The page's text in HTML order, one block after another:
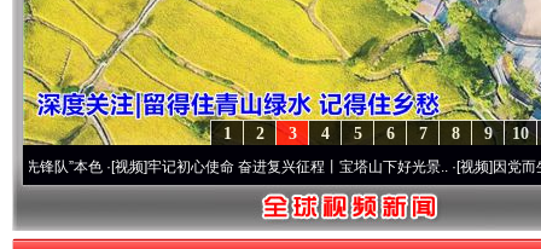
10
9
8
7
6
5
4
3
2
1
色·[视频]牢记初心使命 奋进复兴征程丨宝塔山下好光景..·[视频]因党而生 为党而